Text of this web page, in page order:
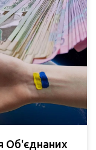
Об'єднаних